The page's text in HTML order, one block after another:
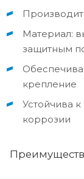
Материал:
защитным
крепление
Устойчива
коррозии